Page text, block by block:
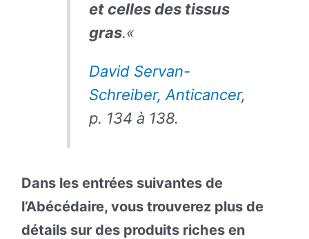
et celles des tissus
gras.«
David Servan-
Schreiber, Anticancer,
p. 134 à 138.
Dans les entrées suivantes de
l’Abécédaire, vous trouverez plus de
détails sur des produits riches en